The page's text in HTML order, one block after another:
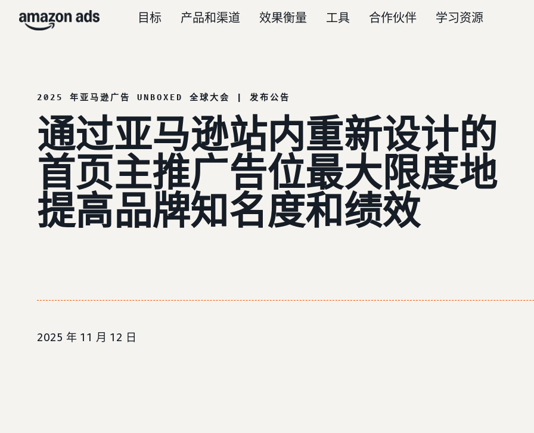
目标 产品和渠道 效果衡量 工具 合作伙伴 学习资源
2025 年亚马逊广告 UNBOXED 全球大会 | 发布公告
通过亚马逊站内重新设计的
首页主推广告位最大限度地
提高品牌知名度和绩效
2025 年 11 月 12 日